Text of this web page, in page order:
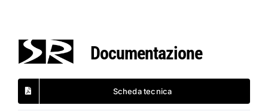
Documentazione
Scheda tecnica